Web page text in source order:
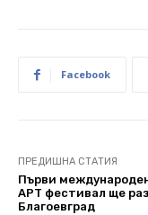
Facebook
ПРЕДИШНА СТАТИЯ
Първи
АРТ фестивал ще
Благоевград